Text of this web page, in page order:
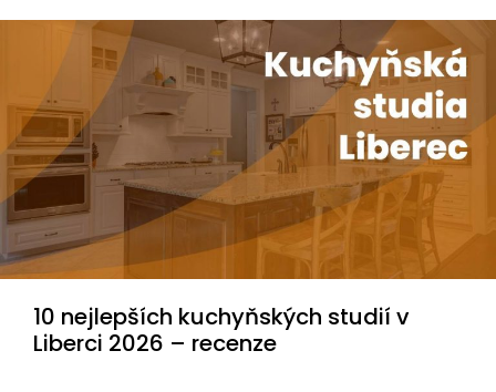
10 nejlepších kuchyňských studií v
Liberci 2026 – recenze